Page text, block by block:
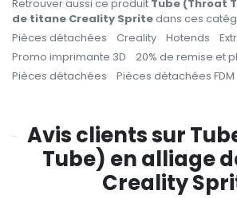
Retrouver aussi ce produit Tube (Throat
de titane Creality Spritedans ces
Pièces détachées
Creality Hotends
Promo imprimante 3D
20% de remise et
Pièces détachées
Pièces détachées FDM
Avis clients sur
Tube) en alliage
Creality